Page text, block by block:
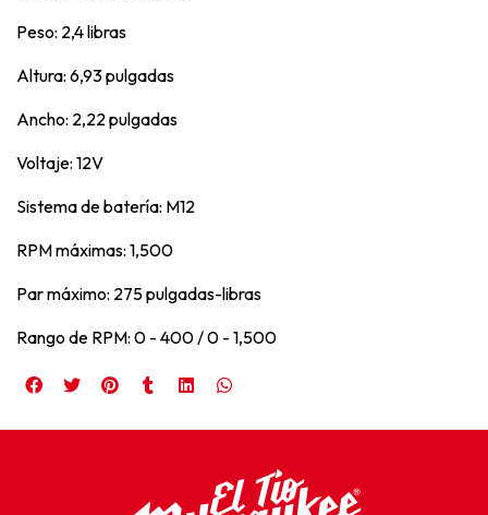
Peso: 2,4 libras
Altura: 6,93 pulgadas
Ancho: 2,22 pulgadas
Voltaje: 12V
Sistema de batería: M12
RPM máximas: 1,500
Par máximo: 275 pulgadas-libras
Rango de RPM: 0 - 400 / 0 - 1,500